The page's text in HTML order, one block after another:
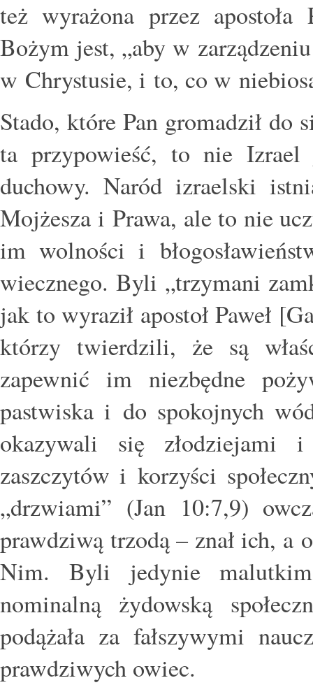
też wyrażona przez apostoła
Bożym jest, „aby w
w Chrystusie, i to, co w
Stado, które Pan gromadził
ta przypowieść, to nie
duchowy. Naród izraelski
Mojżesza i Prawa, ale to nie
im wolności i
wiecznego. Byli „trzymani
jak to wyraził apostoł Paweł
którzy twierdzili, że są
zapewnić im niezbędne
pastwiska i do spokojnych
okazywali się złodziejami i
zaszczytów i korzyści
„drzwiami” (Jan 10:7,9)
prawdziwą trzodą – znał ich, a
Nim. Byli jedynie
nominalną żydowską
podążała za fałszywymi
prawdziwych owiec.